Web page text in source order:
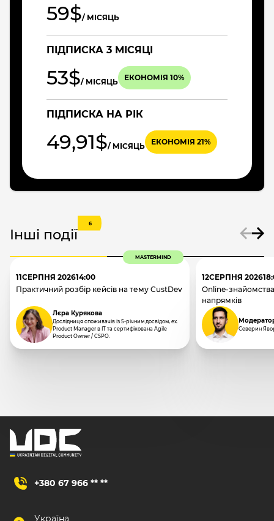
59$/ МІСЯЦЬ
ПІДПИСКА 3 МІСЯЦІ
53$/ МІСЯЦЬ ЕКОНОМІЯ 10%
ПІДПИСКА НА РІК
49,91$/ МІСЯЦЬ ЕКОНОМІЯ 21%
Інші події
6
MASTERMIND
11СЕРПНЯ 202614:00
Практичний розбір кейсів на тему CustDev
Лєра Курякова
Дослідниця споживачів із 5-річним досвідом, ex.
Product Manager в IT та сертифікована Agile
Product Owner / CSPO.
12СЕРПНЯ 2026
Online-
напрямків
Северин
+380 67 966 ** **
Україна